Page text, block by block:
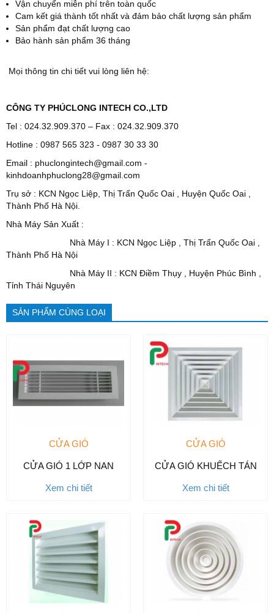
Vận chuyển miễn phí trên toàn quốc
Cam kết giá thành tốt nhất và đảm bảo chất lượng sản phẩm
Sản phẩm đạt chất lượng cao
Bảo hành sản phẩm 36 tháng
Mọi thông tin chi tiết vui lòng liên hệ:
CÔNG TY PHÚCLONG INTECH CO.,LTD
Tel : 024.32.909.370 – Fax : 024.32.909.370
Hotline : 0987 565 323 - 0987 30 33 30
Email : phuclongintech@gmail.com -
kinhdoanhphuclong28@gmail.com
Trụ sở : KCN Ngọc Liệp, Thị Trấn Quốc Oai , Huyện Quốc Oai ,
Thành Phố Hà Nội.
Nhà Máy Sản Xuất :
Nhà Máy I : KCN Ngọc Liệp , Thị Trấn Quốc Oai ,
Thành Phố Hà Nội
Nhà Máy II : KCN Điềm Thụy , Huyện Phúc Bình ,
Tỉnh Thái Nguyên
SẢN PHẨM CÙNG LOẠI
CỬA GIÓ
CỬA GIÓ 1 LỚP NAN
Xem chi tiết
CỬA GIÓ
CỬA GIÓ KHUẾCH TÁN
Xem chi tiết